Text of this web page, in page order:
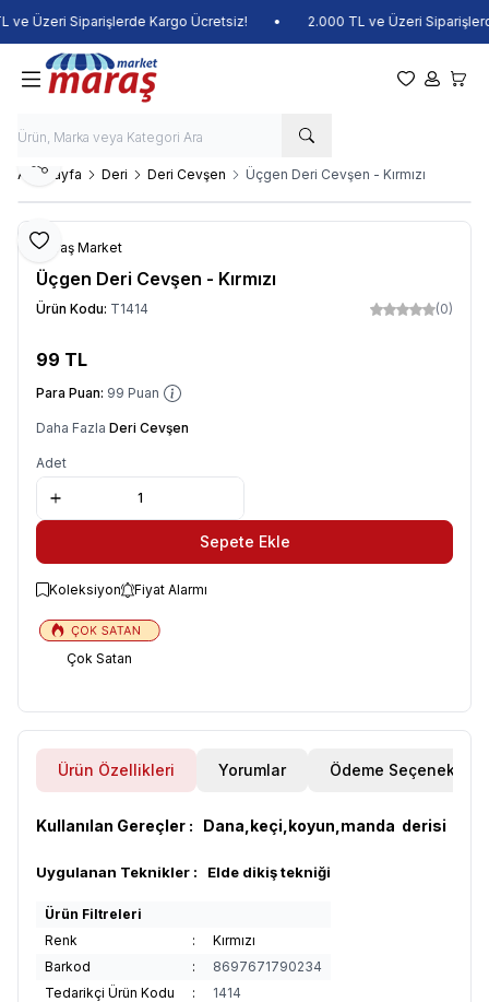
Üzeri Siparişlerde Kargo Ücretsiz! 2.000 TL ve Üzeri
Favorilerim
Hesabım
Ana Sayfa Deri Deri Cevşen Üçgen Deri Cevşen - Kırmızı
Favoriye Ekle
Paylaş
Maraş Market
Üçgen Deri Cevşen - Kırmızı
Ürün Kodu: T1414 (0)
99 TL
Para Puan: 99 Puan
Daha Fazla Deri Cevşen
Adet
Sepete Ekle
Koleksiyon Fiyat Alarmı
Çok Satan
Ürün Özellikleri Yorumlar Ödeme Seçenekleri
Kullanılan Gereçler : Dana,keçi,koyun,manda derisi
Uygulanan Teknikler : Elde dikiş tekniği
Ürün Filtreleri
Renk
:
Kırmızı
Barkod
:
8697671790234
Tedarikçi Ürün Kodu
: 1414